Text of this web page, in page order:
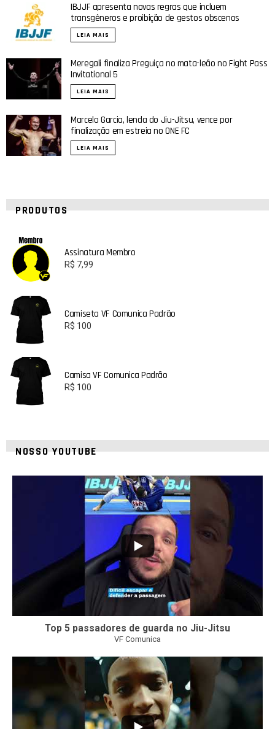
IBJJF apresenta novas regras que incluem
transgêneros e proibição de gestos obscenos
LEIA MAIS
Meregali finaliza Preguiça no mata-leão no Fight Pass
Invitational 5
LEIA MAIS
Marcelo Garcia, lenda do Jiu-Jitsu, vence por
finalização em estreia no ONE FC
LEIA MAIS
PRODUTOS
Assinatura Membro
R$ 7,99
Camiseta VF Comunica Padrão
R$ 100
Camisa VF Comunica Padrão
R$ 100
NOSSO YOUTUBE
Top 5 passadores de guarda no Jiu-Jitsu
VF Comunica